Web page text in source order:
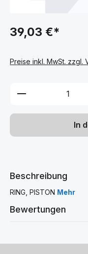
39,03 €*
Preise inkl. MwSt. zzgl.
Produkt
In
Beschreibung
RING, PISTON Mehr
Bewertungen